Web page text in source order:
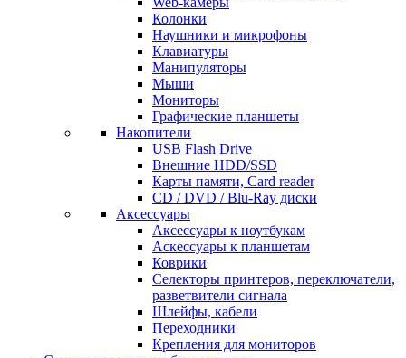
Колонки
Наушники и микрофоны
Клавиатуры
Манипуляторы
Мыши
Мониторы
Графические планшеты
Накопители
USB Flash Drive
Внешние HDD/SSD
Карты памяти, Card reader
CD / DVD / Blu-Ray диски
Аксессуары
Аксессуары к ноутбукам
Аскессуары к планшетам
Коврики
Селекторы принтеров, переключатели,
разветвители сигнала
Шлейфы, кабели
Переходники
Крепления для мониторов